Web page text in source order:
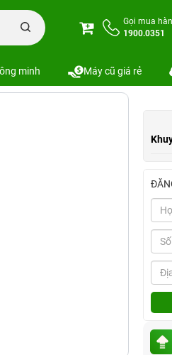
Gọi mua
1900.0351
minh Máy cũ giá rẻ